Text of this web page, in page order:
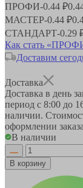
ПРОФИ-0.44 ₽
МАСТЕР-0.44 ₽
СТАНДАРТ-0.29
Как стать
Доставим
Доставка
Доставка в день
период с 8:00 до
наличии.
оформлении
В наличии
В корзину